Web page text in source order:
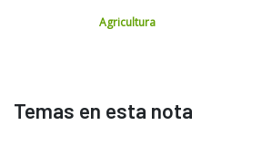
Agricultura
Temas en esta nota